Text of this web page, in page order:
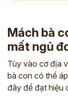
Mách bà
mất ngủ
Tùy vào cơ địa
bà con có thể
đây để đạt hiệu